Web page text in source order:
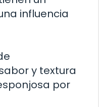
influencia
y textura
por